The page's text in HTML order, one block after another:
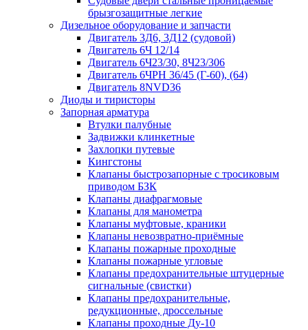
брызгозащитные легкие
Дизельное оборудование и запчасти
Двигатель 3Д6, 3Д12 (судовой)
Двигатель 6Ч 12/14
Двигатель 6Ч23/30, 8Ч23/306
Двигатель 6ЧРН 36/45 (Г-60), (64)
Двигатель 8NVD36
Диоды и тиристоры
Запорная арматура
Втулки палубные
Задвижки клинкетные
Захлопки путевые
Кингстоны
Клапаны быстрозапорные с тросиковым
приводом БЗК
Клапаны диафрагмовые
Клапаны для манометра
Клапаны муфтовые, краники
Клапаны невозвратно-приёмные
Клапаны пожарные проходные
Клапаны пожарные угловые
Клапаны предохранительные штуцерные
сигнальные (свистки)
Клапаны предохранительные,
редукционные, дроссельные
Клапаны проходные Ду-10